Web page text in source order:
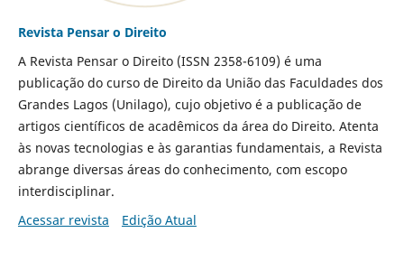
Revista Pensar o Direito
A Revista Pensar o Direito (ISSN 2358-6109) é uma
publicação do curso de Direito da União das Faculdades dos
Grandes Lagos (Unilago), cujo objetivo é a publicação de
artigos científicos de acadêmicos da área do Direito. Atenta
às novas tecnologias e às garantias fundamentais, a Revista
abrange diversas áreas do conhecimento, com escopo
interdisciplinar.
Acessar revista
Edição Atual